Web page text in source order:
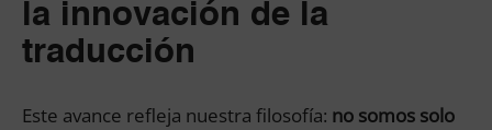
la innovación de la
traducción
Este avance refleja nuestra filosofía: no somos solo